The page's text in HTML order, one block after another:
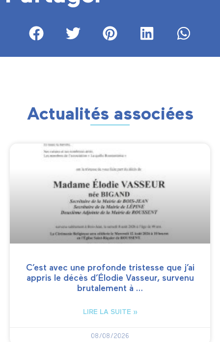
Actualités associées
C’est avec une profonde tristesse que j’ai
appris le décès d’Élodie Vasseur, survenu
brutalement à …
LIRE LA SUITE »
08/08/2026